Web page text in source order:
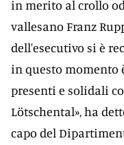
in merito al crollo
vallesano Franz
dell'esecutivo si è
in questo momento
presenti e solidali
Lötschental», ha
capo del